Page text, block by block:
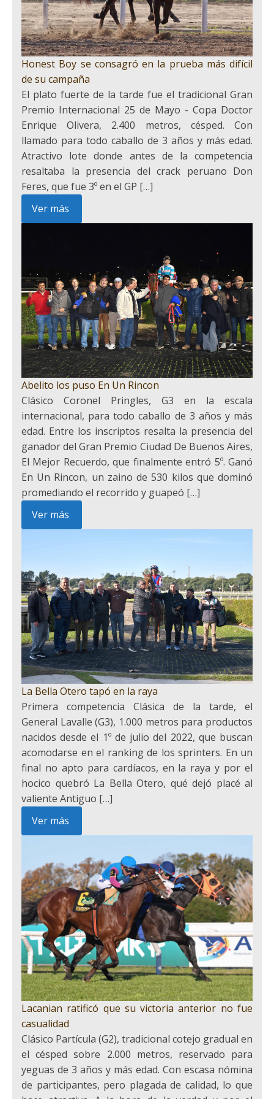
Honest Boy se consagró en la prueba más difícil
de su campaña
El plato fuerte de la tarde fue el tradicional Gran
Premio Internacional 25 de Mayo - Copa Doctor
Enrique Olivera, 2.400 metros, césped. Con
llamado para todo caballo de 3 años y más edad.
Atractivo lote donde antes de la competencia
resaltaba la presencia del crack peruano Don
Feres, que fue 3º en el GP […]
Ver más
Abelito los puso En Un Rincon
Clásico Coronel Pringles, G3 en la escala
internacional, para todo caballo de 3 años y más
edad. Entre los inscriptos resalta la presencia del
ganador del Gran Premio Ciudad De Buenos Aires,
El Mejor Recuerdo, que finalmente entró 5º. Ganó
En Un Rincon, un zaino de 530 kilos que dominó
promediando el recorrido y guapeó […]
Ver más
La Bella Otero tapó en la raya
Primera competencia Clásica de la tarde, el
General Lavalle (G3), 1.000 metros para productos
nacidos desde el 1º de julio del 2022, que buscan
acomodarse en el ranking de los sprinters. En un
final no apto para cardíacos, en la raya y por el
hocico quebró La Bella Otero, qué dejó placé al
valiente Antiguo […]
Ver más
Lacanian ratificó que su victoria anterior no fue
casualidad
Clásico Partícula (G2), tradicional cotejo gradual en
el césped sobre 2.000 metros, reservado para
yeguas de 3 años y más edad. Con escasa nómina
de participantes, pero plagada de calidad, lo que